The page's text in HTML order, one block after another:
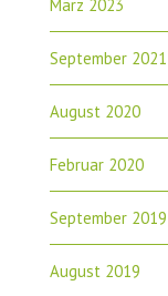
März 2023
September 2021
August 2020
Februar 2020
September 2019
August 2019